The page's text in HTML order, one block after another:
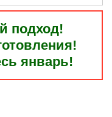
подход!
январь!